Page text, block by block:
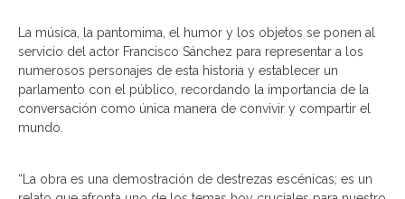
La música, la pantomima, el humor y los objetos se ponen al
servicio del actor Francisco Sánchez para representar a los
numerosos personajes de esta historia y establecer un
parlamento con el público, recordando la importancia de la
conversación como única manera de convivir y compartir el
mundo.
“La obra es una demostración de destrezas escénicas; es un